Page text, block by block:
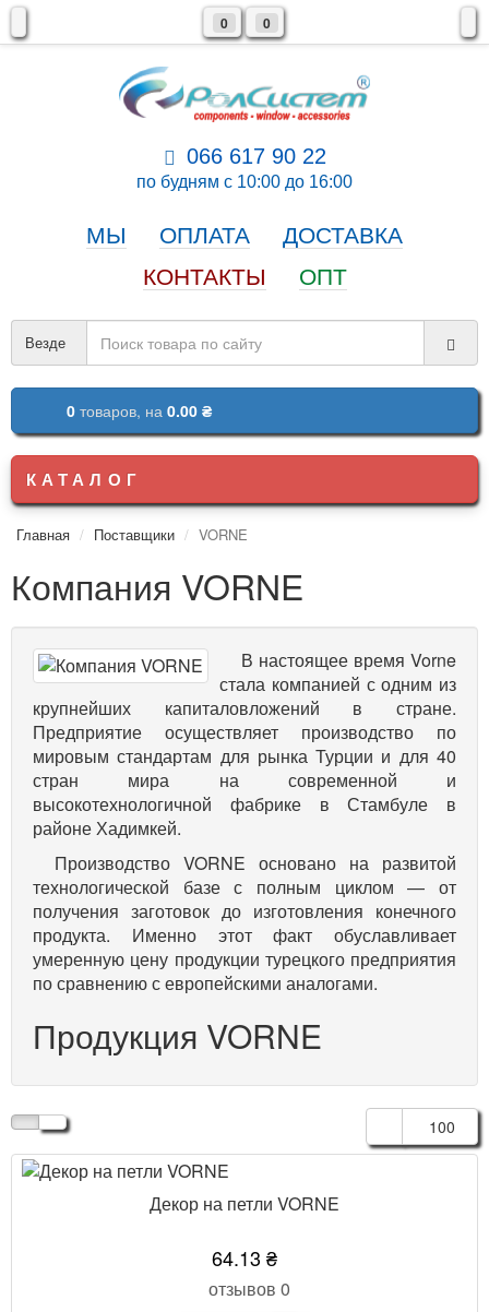
0 0
066 617 90 22
по будням с 10:00 до 16:00
МЫ ОПЛАТА
ДОСТАВКА
КОНТАКТЫ
ОПТ
Везде
0 товаров, на 0.00 ₴
КАТАЛОГ
Главная Поставщики VORNE
Компания VORNE
В настоящее время Vorne
стала компанией с одним из
крупнейших капиталовложений в стране.
Предприятие осуществляет производство по
мировым стандартам для рынка Турции и для 40
стран мира на современной и
высокотехнологичной фабрике в Стамбуле в
районе Хадимкей.
Производство VORNE основано на развитой
технологической базе с полным циклом — от
получения заготовок до изготовления конечного
продукта. Именно этот факт обуславливает
умеренную цену продукции турецкого предприятия
по сравнению с европейскими аналогами.
Продукция VORNE
100
Декор на петли VORNE
64.13 ₴
отзывов 0